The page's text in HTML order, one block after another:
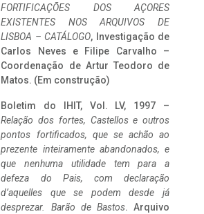
FORTIFICAÇÕES DOS AÇORES
EXISTENTES NOS ARQUIVOS DE
LISBOA – CATÁLOGO, Investigação de
Carlos Neves e Filipe Carvalho –
Coordenação de Artur Teodoro de
Matos. (Em construção)
Boletim do IHIT, Vol. LV, 1997 –
Relação dos fortes, Castellos e outros
pontos fortificados, que se achão ao
prezente inteiramente abandonados, e
que nenhuma utilidade tem para a
defeza do Pais, com declaração
d’aquelles que se podem desde já
desprezar. Barão de Bastos. Arquivo